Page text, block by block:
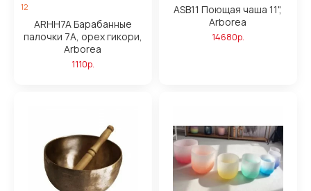
12
ARHH7A Барабанные
палочки 7A, орех гикори,
Arborea
1110р.
ASB11 Поющая чаша 11",
Arborea
14680р.